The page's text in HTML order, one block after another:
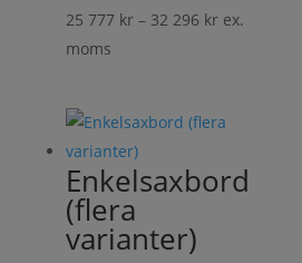
25 777 kr – 32 296 krPrisintervall:
32
ex.
moms
Enkelsaxbord
(flera
varianter)